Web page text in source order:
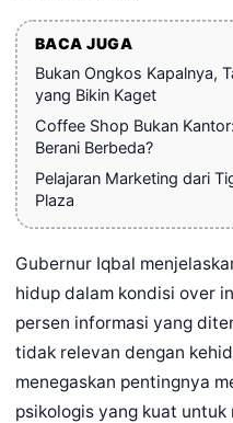
BACA JUGA
Bukan Ongkos Kapalnya,
yang Bikin Kaget
Coffee Shop Bukan
Berani Berbeda?
Pelajaran Marketing dari
Plaza
Gubernur Iqbal
hidup dalam kondisi over
persen informasi yang
tidak relevan dengan
menegaskan pentingnya
psikologis yang kuat